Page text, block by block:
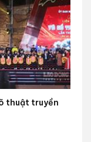
thuật truyền